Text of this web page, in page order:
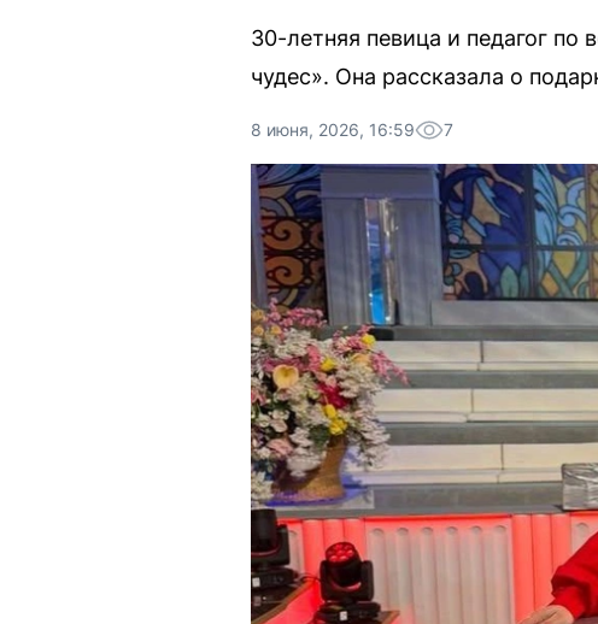
30-летняя певица и педагог по
чудес». Она рассказала о
8 июня, 2026, 16:59 7